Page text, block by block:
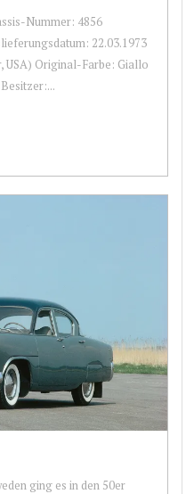
Nummer: 4856
22.03.1973
USA) Original-Farbe: Giallo
ging es in den 50er